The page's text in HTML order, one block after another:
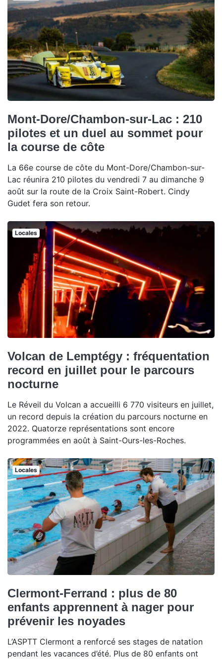
Mont-Dore/Chambon-sur-Lac : 210
pilotes et un duel au sommet pour
la course de côte
La 66e course de côte du Mont-Dore/Chambon-sur-
Lac réunira 210 pilotes du vendredi 7 au dimanche 9
août sur la route de la Croix Saint-Robert. Cindy
Gudet fera son retour.
Locales
Volcan de Lemptégy : fréquentation
record en juillet pour le parcours
nocturne
Le Réveil du Volcan a accueilli 6 770 visiteurs en juillet,
un record depuis la création du parcours nocturne en
2022. Quatorze représentations sont encore
programmées en août à Saint-Ours-les-Roches.
Locales
Clermont-Ferrand : plus de 80
enfants apprennent à nager pour
prévenir les noyades
L’ASPTT Clermont a renforcé ses stages de natation
pendant les vacances d’été. Plus de 80 enfants ont